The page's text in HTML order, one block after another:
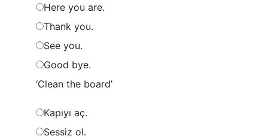
Here you are.
Thank you.
See you.
Good bye.
‘Clean the board’
Kapıyı aç.
Sessiz ol.